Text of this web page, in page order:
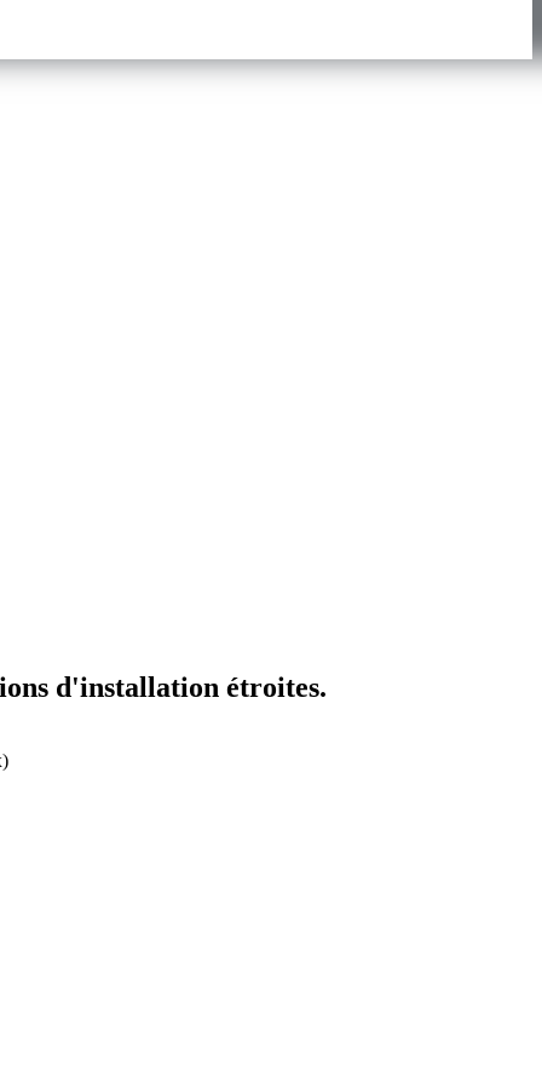
d'installation étroites.